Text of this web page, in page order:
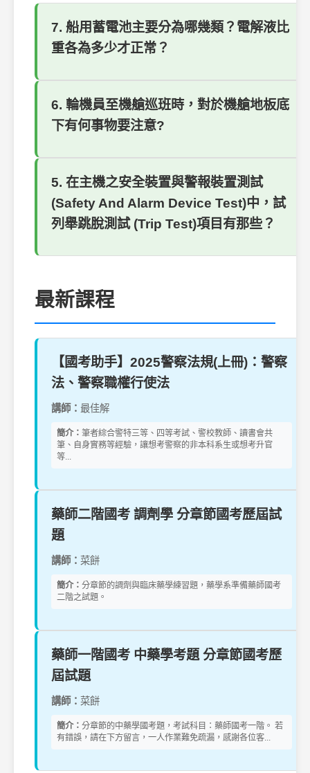
7. 船用蓄電池主要分為哪幾類？電解液比
重各為多少才正常？
6. 輪機員至機艙巡班時，對於機艙地板底
下有何事物要注意?
5. 在主機之安全裝置與警報裝置測試
(Safety And Alarm Device Test)中，試
列舉跳脫測試 (Trip Test)項目有那些？
最新課程
【國考助手】2025警察法規(上冊)：警察
法、警察職權行使法
講師： 最佳解
簡介： 筆者綜合警特三等、四等考試、警校教師、讀書會共
筆、自身實務等經驗，讓想考警察的非本科系生或想考升官
等...
藥師二階國考 調劑學 分章節國考歷屆試
題
講師： 菜餅
簡介： 分章節的調劑與臨床藥學練習題，藥學系準備藥師國考
二階之試題。
藥師一階國考 中藥學考題 分章節國考歷
屆試題
講師： 菜餅
簡介： 分章節的中藥學國考題，考試科目：藥師國考一階。 若
有錯誤，請在下方留言，一人作業難免疏漏，感謝各位客...